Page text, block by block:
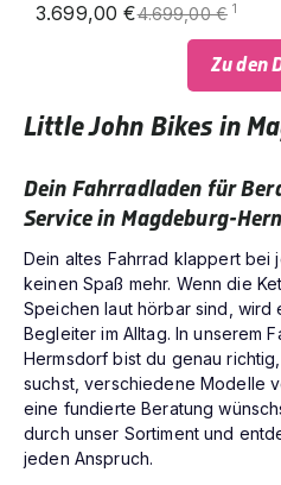
3.699,00 €4.699,00 € 1
Zu den
Little John Bikes in
Dein Fahrradladen für
Service in Magdeburg-
Dein altes Fahrrad klappert bei
keinen Spaß mehr. Wenn die
Speichen laut hörbar sind, wird
Begleiter im Alltag. In unserem
Hermsdorf bist du genau
suchst, verschiedene Modelle
eine fundierte Beratung
durch unser Sortiment und
jeden Anspruch.